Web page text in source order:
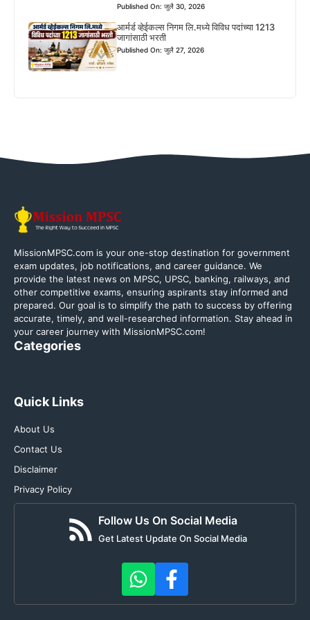
Published On: जुलै 30, 2026
आर्मर्ड व्हेईकल्स निगम लि.मध्ये विविध पदांच्या 1213
जागांसाठी भरती
Published On: जुलै 27, 2026
MissionMPSC.com is your one-stop destination for government
exam updates, job notifications, and career guidance. We
provide the latest news on MPSC, UPSC, banking, railways, and
other competitive exams, ensuring aspirants stay informed and
prepared. Our goal is to simplify the path to success by offering
accurate, timely, and well-researched information. Stay ahead in
your career journey with MissionMPSC.com!
Categories
Quick Links
About Us
Contact Us
Disclaimer
Privacy Policy
Follow Us On Social Media
Get Latest Update On Social Media